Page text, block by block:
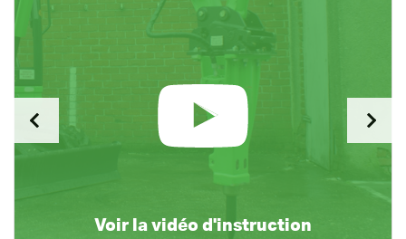
Voir la vidéo d'instruction